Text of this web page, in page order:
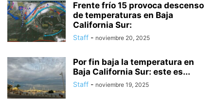
Frente frío 15 provoca descenso
de temperaturas en Baja
California Sur:
Staff - noviembre 20, 2025
Por fin baja la temperatura en
Baja California Sur: este es...
Staff - noviembre 19, 2025